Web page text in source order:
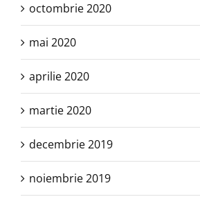
octombrie 2020
mai 2020
aprilie 2020
martie 2020
decembrie 2019
noiembrie 2019